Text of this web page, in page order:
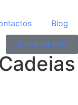
Blog
Entrar na APP